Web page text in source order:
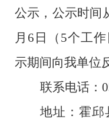
公示，公示时间
月 6 日（ 5个工
示期间向我单位
联系电话：
地址： 霍邱